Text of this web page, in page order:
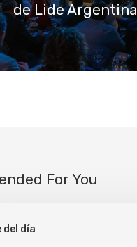
de Lide Argentina
For You
del día